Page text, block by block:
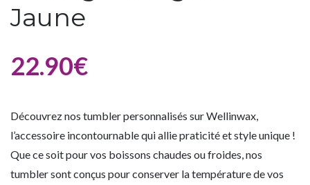
Jaune
22.90€
Découvrez nos tumbler personnalisés sur Wellinwax,
l’accessoire incontournable qui allie praticité et style unique !
Que ce soit pour vos boissons chaudes ou froides, nos
tumbler sont conçus pour conserver la température de vos